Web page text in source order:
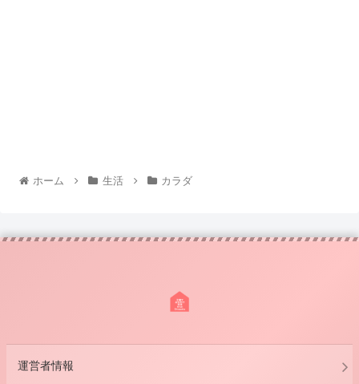
ホーム 生活 カラダ
運営者情報